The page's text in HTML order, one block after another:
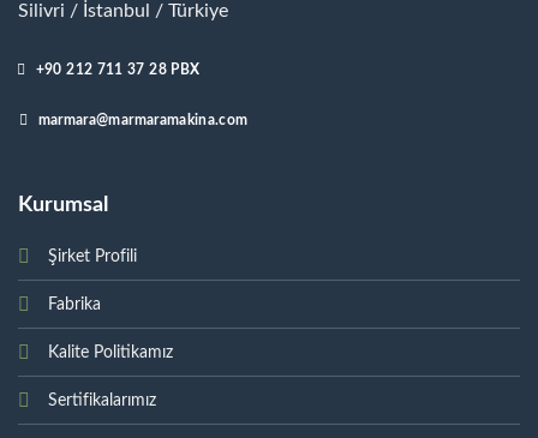
Silivri / İstanbul / Türkiye
+90 212 711 37 28 PBX
marmara@marmaramakina.com
Kurumsal
Şirket Profili
Fabrika
Kalite Politikamız
Sertifikalarımız